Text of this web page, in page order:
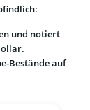
und notiert
Bestände auf